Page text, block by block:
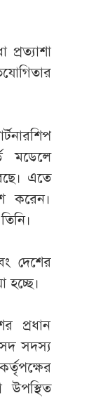
প্রত্যাশা
মডেলে
এতে
করেন।
দেশের
হচ্ছে।
প্রধান
সদস্য
উপস্থিত